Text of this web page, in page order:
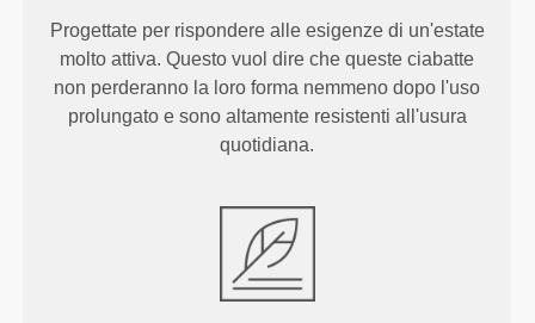
Progettate per rispondere alle esigenze di un'estate
molto attiva. Questo vuol dire che queste ciabatte
non perderanno la loro forma nemmeno dopo l'uso
prolungato e sono altamente resistenti all'usura
quotidiana.